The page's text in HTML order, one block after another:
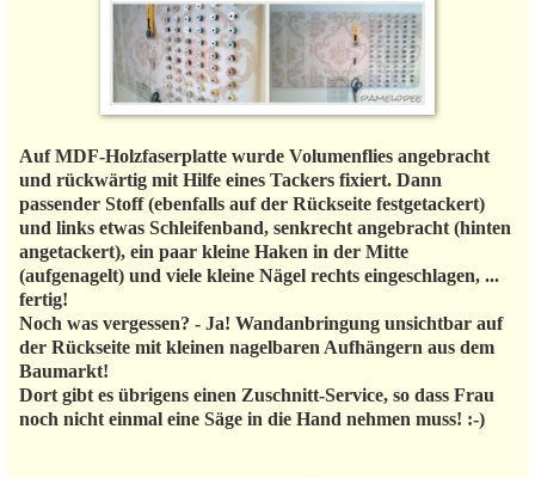
Auf MDF-Holzfaserplatte wurde Volumenflies angebracht
und rückwärtig mit Hilfe eines Tackers fixiert. Dann
passender Stoff (ebenfalls auf der Rückseite festgetackert)
und links etwas Schleifenband, senkrecht angebracht (hinten
angetackert), ein paar kleine Haken in der Mitte
(aufgenagelt) und viele kleine Nägel rechts eingeschlagen, ...
fertig!
Noch was vergessen? - Ja! Wandanbringung unsichtbar auf
der Rückseite mit kleinen nagelbaren Aufhängern aus dem
Baumarkt!
Dort gibt es übrigens einen Zuschnitt-Service, so dass Frau
noch nicht einmal eine Säge in die Hand nehmen muss! :-)